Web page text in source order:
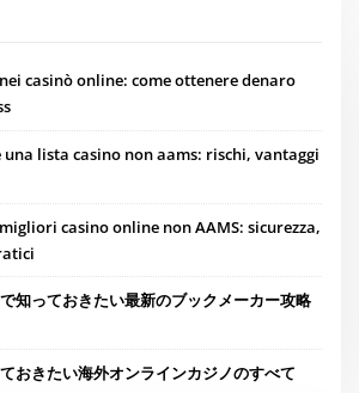
casinò online: come ottenere denaro
lista casino non aams: rischi, vantaggi
casino online non AAMS: sicurezza,
知っておきたい最新のブックメーカー攻略
おきたい海外オンラインカジノのすべて